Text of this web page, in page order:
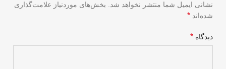
نشانی ایمیل شما منتشر نخواهد شد.
بخش‌های موردنیاز علامت‌گذاری
شده‌اند *
دیدگاه *